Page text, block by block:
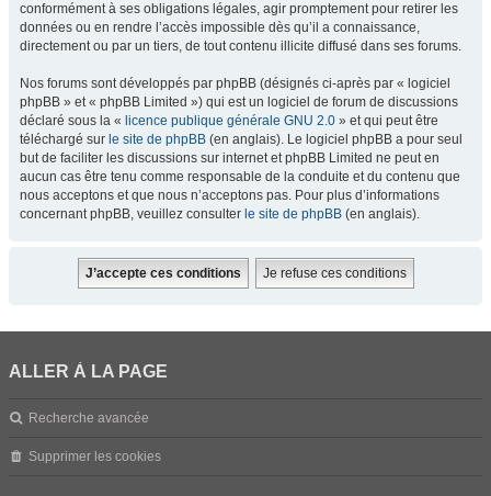
conformément à ses obligations légales, agir promptement pour retirer les
données ou en rendre l’accès impossible dès qu’il a connaissance,
directement ou par un tiers, de tout contenu illicite diffusé dans ses forums.
Nos forums sont développés par phpBB (désignés ci-après par « logiciel
phpBB » et « phpBB Limited ») qui est un logiciel de forum de discussions
déclaré sous la « licence publique générale GNU 2.0 » et qui peut être
téléchargé sur le site de phpBB (en anglais). Le logiciel phpBB a pour seul
but de faciliter les discussions sur internet et phpBB Limited ne peut en
aucun cas être tenu comme responsable de la conduite et du contenu que
nous acceptons et que nous n’acceptons pas. Pour plus d’informations
concernant phpBB, veuillez consulter le site de phpBB (en anglais).
ALLER À LA PAGE
Recherche avancée
Supprimer les cookies